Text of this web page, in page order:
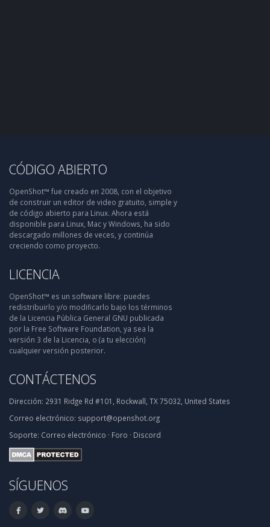
CÓDIGO ABIERTO
OpenShot™ fue creado en 2008, con el objetivo
de construir un editor de video gratuito, simple y
de código abierto para Linux. Ahora está
disponible para Linux, Mac y Windows, ha sido
descargado millones de veces, y continúa
creciendo como proyecto.
LICENCIA
OpenShot™ es un software libre: puedes
redistribuirlo y/o modificarlo bajo los términos
de la Licencia Pública General GNU publicada
por la Free Software Foundation, ya sea la
versión 3 de la Licencia, o (a tu elección)
cualquier versión posterior.
CONTÁCTENOS
Dirección: 2931 Ridge Rd #101, Rockwall, TX 75032, United States
Correo electrónico: support@openshot.org
Soporte: Correo electrónico · Foro · Discord
SÍGUENOS